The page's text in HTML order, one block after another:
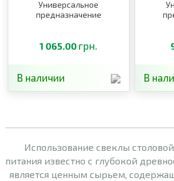
Универсальное
предназначение
1 065.00 грн.
В наличии В
Использование свеклы
питания известно с глубокой
является ценным сырьем,